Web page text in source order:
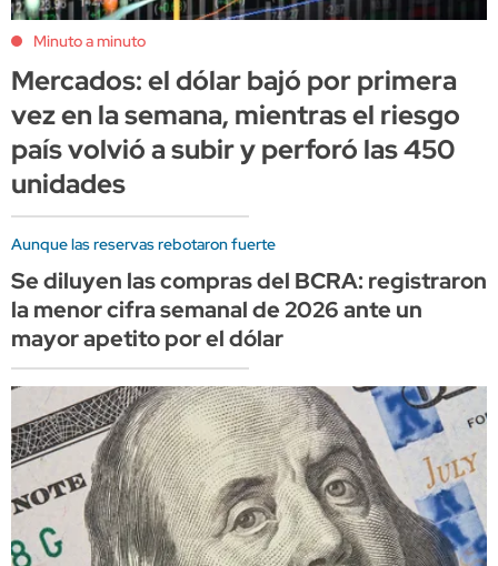
Minuto a minuto
Mercados: el dólar bajó por primera
vez en la semana, mientras el riesgo
país volvió a subir y perforó las 450
unidades
Aunque las reservas rebotaron fuerte
Se diluyen las compras del BCRA: registraron
la menor cifra semanal de 2026 ante un
mayor apetito por el dólar